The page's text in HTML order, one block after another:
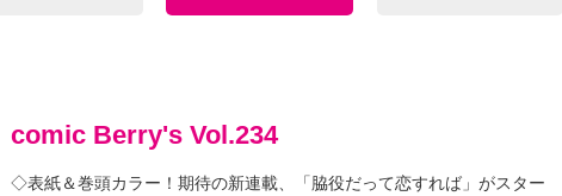
comic Berry's Vol.234
◇表紙＆巻頭カラー！期待の新連載、「脇役だって恋すれば」がスター